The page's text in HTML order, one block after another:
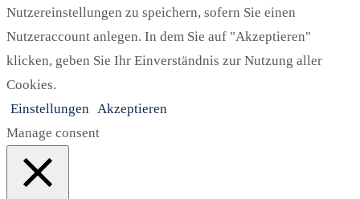
Nutzereinstellungen zu speichern, sofern Sie einen
Nutzeraccount anlegen. In dem Sie auf "Akzeptieren"
klicken, geben Sie Ihr Einverständnis zur Nutzung aller
Cookies.
Einstellungen Akzeptieren
Manage consent